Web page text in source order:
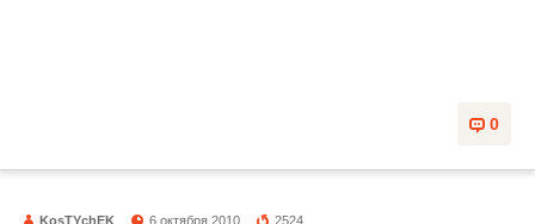
0
KosTYchEK 6 октября 2010 2524